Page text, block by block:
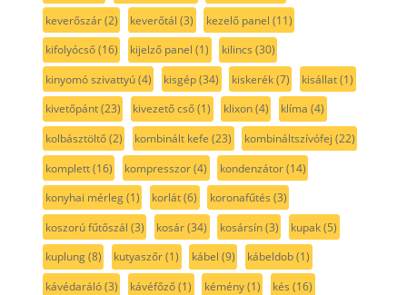
keverőszár(2) keverőtál (3) kezelő panel (11)
kifolyócső(16) kijelző panel (1) kilincs (30)
kinyomó szivattyú(4) kisgép(34) kiskerék(7) kisállat(1)
kivetőpánt(23) kivezető cső(1) klixon(4) klíma (4)
kolbásztöltő(2) kombinált kefe (23) kombináltszívófej (22)
komplett(16) kompresszor(4) kondenzátor(14)
konyhai mérleg(1) korlát(6) koronafűtés (3)
koszorú fűtőszál (3) kosár(34) kosársín(3) kupak(5)
kuplung(8) kutyaszőr(1) kábel (9) kábeldob(1)
kávédaráló(3) kávéfőző(1) kémény(1) kés (16)